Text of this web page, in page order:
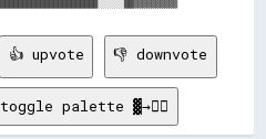
👍 upvote 👎 downvote
toggle palette ▓→✊🏽